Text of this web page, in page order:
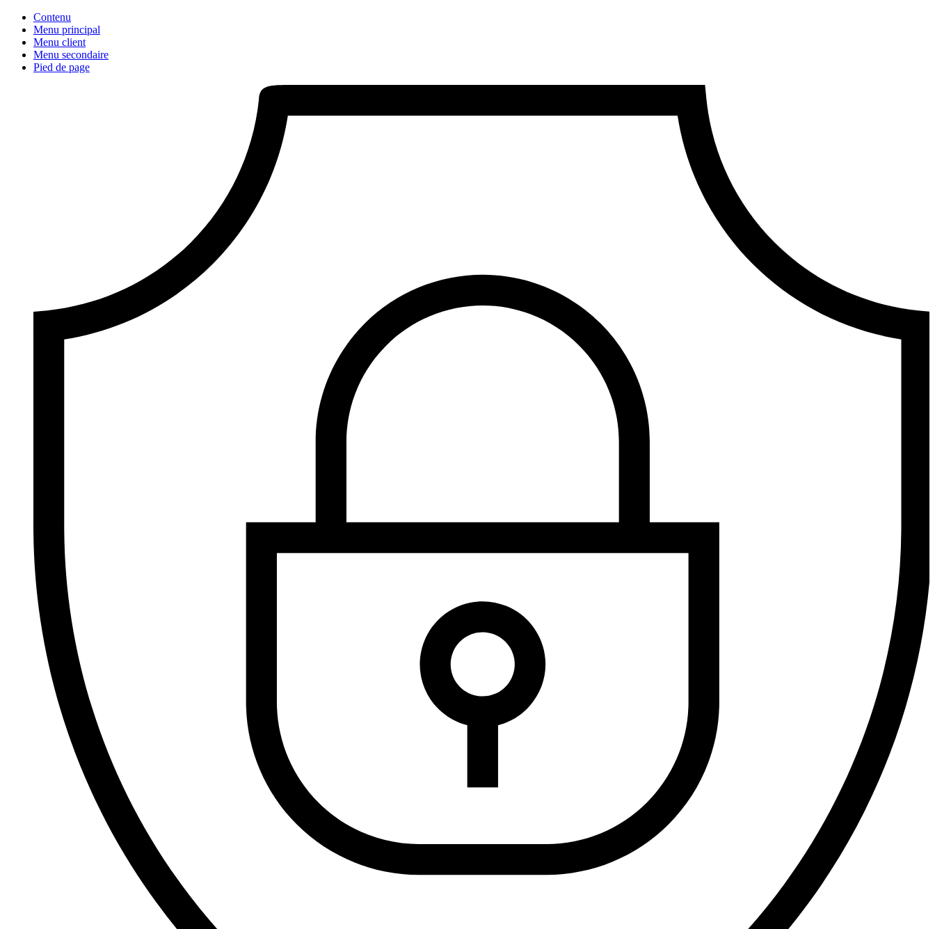
Contenu
Menu principal
Menu client
Menu secondaire
Pied de page